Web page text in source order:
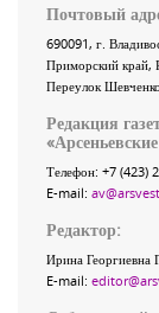
Почтовый
690091, г.
Приморский край,
Переулок Шевченко
Редакция
«
Телефон: +7 (423)
E-mail:
Редактор:
Ирина Георгиевна
E-mail: